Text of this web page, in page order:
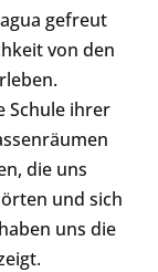
gefreut
von den
Schule ihrer
die uns
und sich
uns die